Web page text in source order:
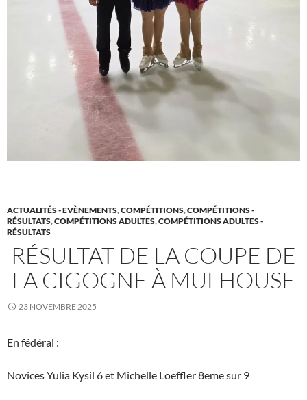
ACTUALITÉS - EVÈNEMENTS,COMPÉTITIONS,COMPÉTITIONS -
RÉSULTATS,COMPÉTITIONS ADULTES,COMPÉTITIONS ADULTES -
RÉSULTATS
RÉSULTAT DE LA COUPE DE
LA CIGOGNE À MULHOUSE
23 NOVEMBRE 2025
En fédéral :
Novices Yulia Kysil 6 et Michelle Loeffler 8eme sur 9